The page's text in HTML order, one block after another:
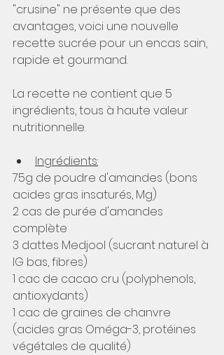
"crusine" ne présente que des
avantages, voici une nouvelle
recette sucrée pour un encas sain,
rapide et gourmand.
La recette ne contient que 5
ingrédients, tous à haute valeur
nutritionnelle.
Ingrédients:
75g de poudre d'amandes (bons
acides gras insaturés, Mg)
2 cas de purée d'amandes
complète
3 dattes Medjool (sucrant naturel à
IG bas, fibres)
1 cac de cacao cru (polyphenols,
antioxydants)
1 cac de graines de chanvre
(acides gras Oméga-3, protéines
végétales de qualité)